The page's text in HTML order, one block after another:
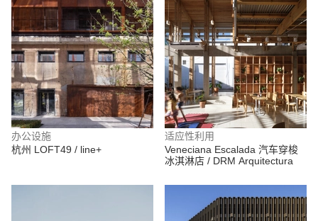
办公设施
杭州 LOFT49 / line+
适应性利用
Veneciana Escalada 汽车穿梭
冰淇淋店 / DRM Arquitectura